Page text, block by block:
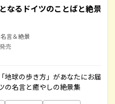
なるドイツのことばと絶景
言＆絶景
売
地球の歩き方」があなたにお届
の名言と癒やしの絶景集